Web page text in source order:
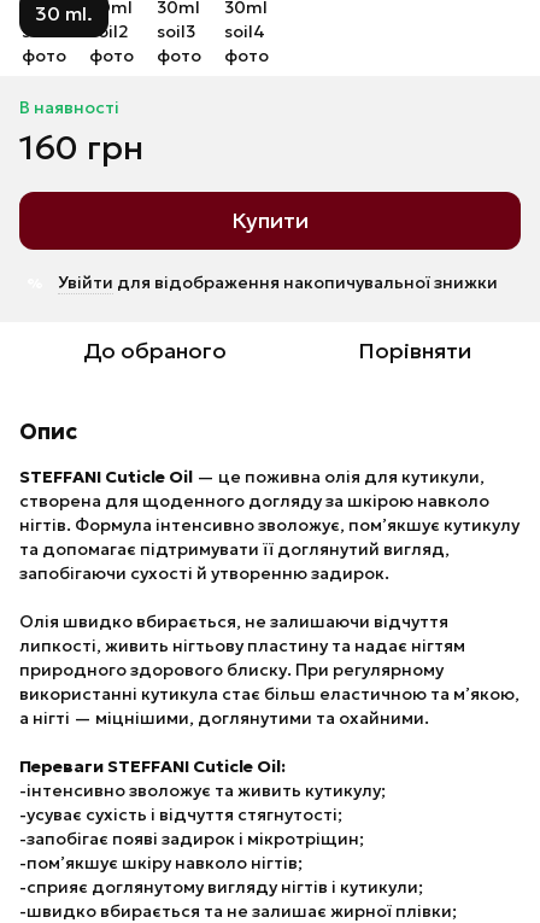
30 ml.
В наявності
160 грн
Купити
Увійти для відображення накопичувальної знижки
До обраного Порівняти
Опис
STEFFANI Cuticle Oil — це поживна олія для кутикули,
створена для щоденного догляду за шкірою навколо
нігтів. Формула інтенсивно зволожує, пом’якшує кутикулу
та допомагає підтримувати її доглянутий вигляд,
запобігаючи сухості й утворенню задирок.
Олія швидко вбирається, не залишаючи відчуття
липкості, живить нігтьову пластину та надає нігтям
природного здорового блиску. При регулярному
використанні кутикула стає більш еластичною та м’якою,
а нігті — міцнішими, доглянутими та охайними.
Переваги STEFFANI Cuticle Oil:
-інтенсивно зволожує та живить кутикулу;
-усуває сухість і відчуття стягнутості;
-запобігає появі задирок і мікротріщин;
-пом’якшує шкіру навколо нігтів;
-сприяє доглянутому вигляду нігтів і кутикули;
-швидко вбирається та не залишає жирної плівки;